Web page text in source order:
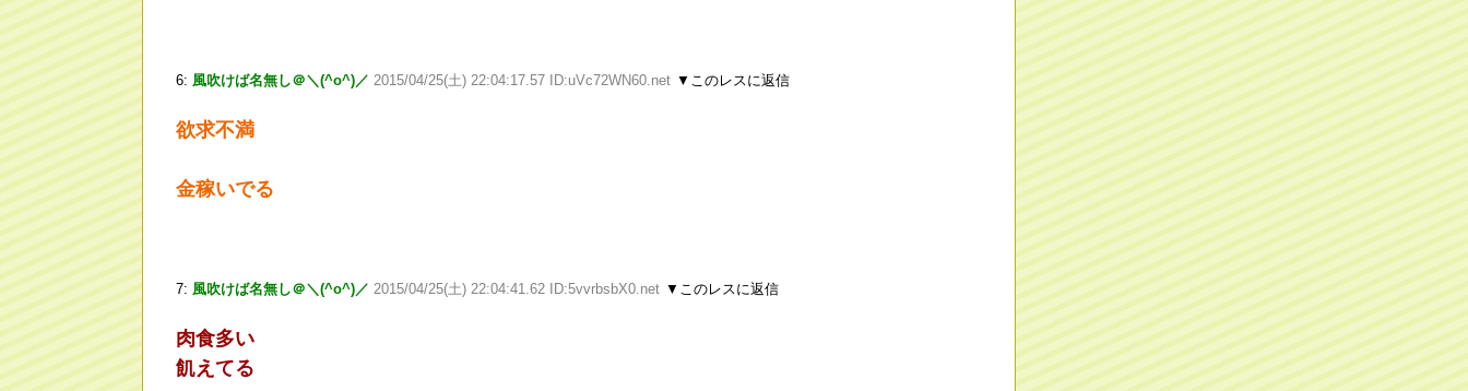
6: 風吹けば名無し＠＼(^o^)／ 2015/04/25(土) 22:04:17.57 ID:uVc72WN60.net ▼このレスに返信
欲求不満
金稼いでる
7: 風吹けば名無し＠＼(^o^)／ 2015/04/25(土) 22:04:41.62 ID:5vvrbsbX0.net ▼このレスに返信
肉食多い
飢えてる